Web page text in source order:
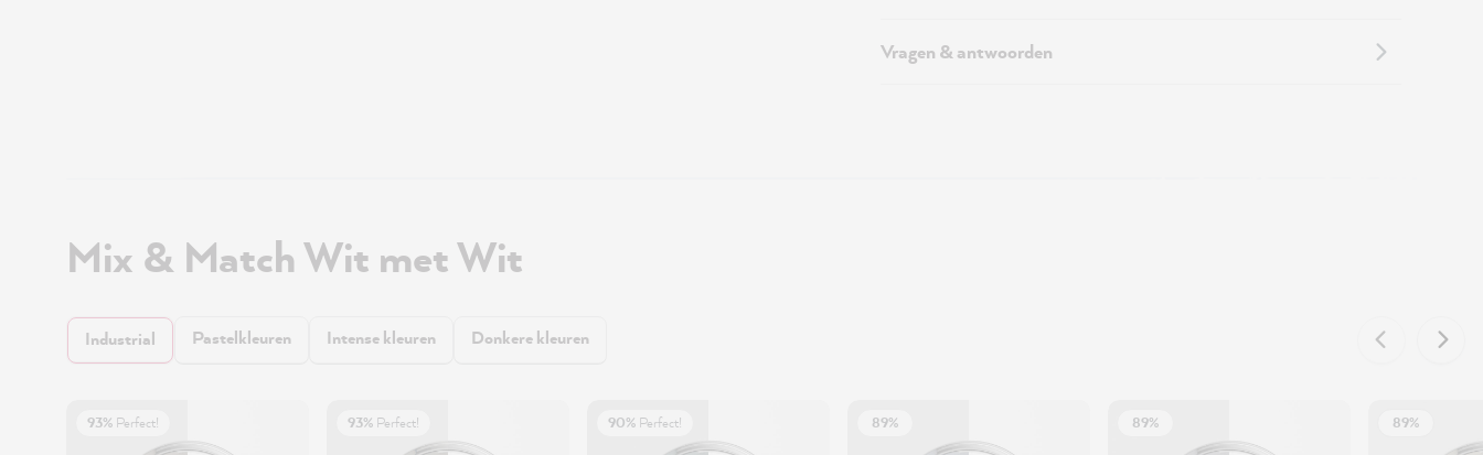
Vragen & antwoorden
Mix & Match Wit met Wit
Industrial Pastelkleuren Intense kleuren Donkere kleuren
93% Perfect! 93% Perfect! 90% Perfect! 89% 89% 89%